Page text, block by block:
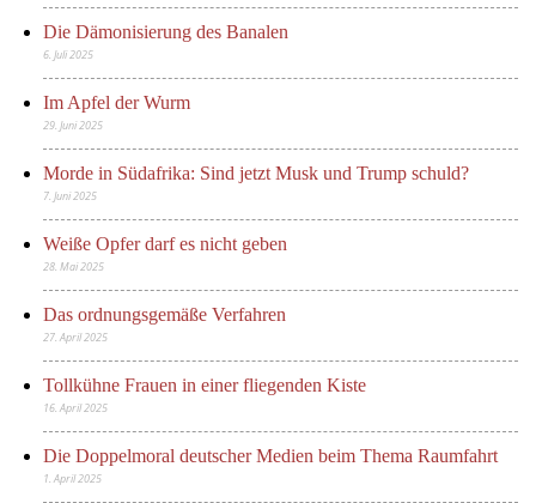
Die Dämonisierung des Banalen
6. Juli 2025
Im Apfel der Wurm
29. Juni 2025
Morde in Südafrika: Sind jetzt Musk und Trump schuld?
7. Juni 2025
Weiße Opfer darf es nicht geben
28. Mai 2025
Das ordnungsgemäße Verfahren
27. April 2025
Tollkühne Frauen in einer fliegenden Kiste
16. April 2025
Die Doppelmoral deutscher Medien beim Thema Raumfahrt
1. April 2025